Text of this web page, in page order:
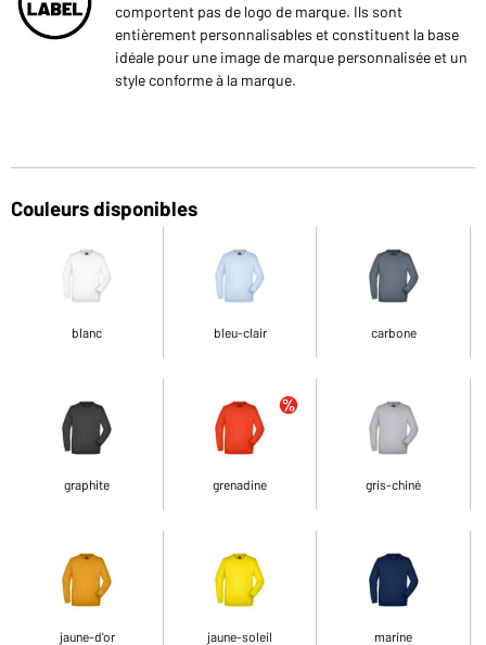
comportent pas de logo de marque. Ils sont
entièrement personnalisables et constituent la base
idéale pour une image de marque personnalisée et un
style conforme à la marque.
Couleurs disponibles
blanc bleu-clair carbone
graphite grenadine gris-chiné
jaune-d'or jaune-soleil marine